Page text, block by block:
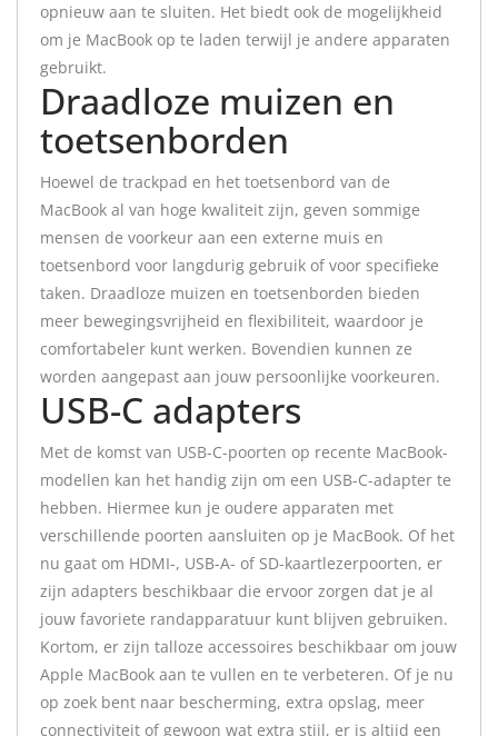
opnieuw aan te sluiten. Het biedt ook de mogelijkheid
om je MacBook op te laden terwijl je andere apparaten
gebruikt.
Draadloze muizen en
toetsenborden
Hoewel de trackpad en het toetsenbord van de
MacBook al van hoge kwaliteit zijn, geven sommige
mensen de voorkeur aan een externe muis en
toetsenbord voor langdurig gebruik of voor specifieke
taken. Draadloze muizen en toetsenborden bieden
meer bewegingsvrijheid en flexibiliteit, waardoor je
comfortabeler kunt werken. Bovendien kunnen ze
worden aangepast aan jouw persoonlijke voorkeuren.
USB-C adapters
Met de komst van USB-C-poorten op recente MacBook-
modellen kan het handig zijn om een USB-C-adapter te
hebben. Hiermee kun je oudere apparaten met
verschillende poorten aansluiten op je MacBook. Of het
nu gaat om HDMI-, USB-A- of SD-kaartlezerpoorten, er
zijn adapters beschikbaar die ervoor zorgen dat je al
jouw favoriete randapparatuur kunt blijven gebruiken.
Kortom, er zijn talloze accessoires beschikbaar om jouw
Apple MacBook aan te vullen en te verbeteren. Of je nu
op zoek bent naar bescherming, extra opslag, meer
connectiviteit of gewoon wat extra stijl, er is altijd een